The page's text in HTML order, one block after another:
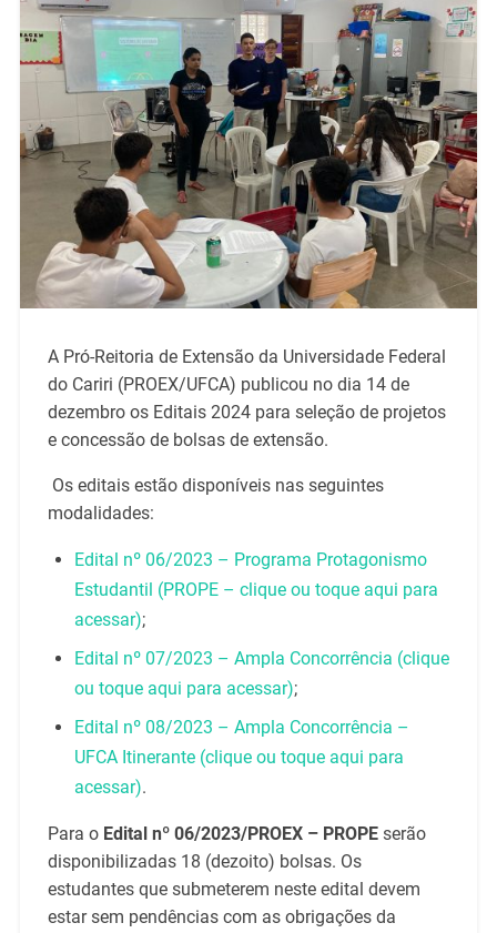
A Pró-Reitoria de Extensão da Universidade Federal
do Cariri (PROEX/UFCA) publicou no dia 14 de
dezembro os Editais 2024 para seleção de projetos
e concessão de bolsas de extensão.
Os editais estão disponíveis nas seguintes
modalidades:
Edital nº 06/2023 – Programa Protagonismo
Estudantil (PROPE – clique ou toque aqui para
acessar);
Edital nº 07/2023 – Ampla Concorrência (clique
ou toque aqui para acessar);
Edital nº 08/2023 – Ampla Concorrência –
UFCA Itinerante (clique ou toque aqui para
acessar).
Para o Edital nº 06/2023/PROEX – PROPEserão
disponibilizadas 18 (dezoito) bolsas. Os
estudantes que submeterem neste edital devem
estar sem pendências com as obrigações da